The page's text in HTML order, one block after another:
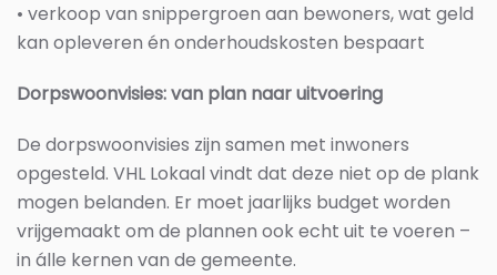
• verkoop van snippergroen aan bewoners, wat geld
kan opleveren én onderhoudskosten bespaart
Dorpswoonvisies: van plan naar uitvoering
De dorpswoonvisies zijn samen met inwoners
opgesteld. VHL Lokaal vindt dat deze niet op de plank
mogen belanden. Er moet jaarlijks budget worden
vrijgemaakt om de plannen ook echt uit te voeren –
in álle kernen van de gemeente.